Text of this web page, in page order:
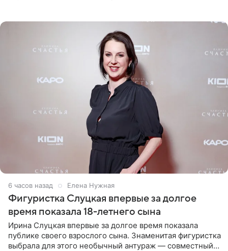
6 часов назад Елена Нужная
Фигуристка Слуцкая впервые за долгое
время показала 18-летнего сына
Ирина Слуцкая впервые за долгое время показала
публике своего взрослого сына. Знаменитая фигуристка
выбрала для этого необычный антураж — совместный